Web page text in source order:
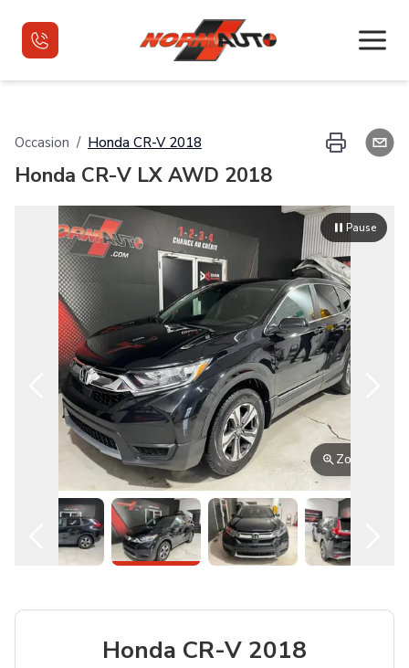
Véhicules d'occasion
Véhicules d'occasion VR
Financement
Nous joindre
English
Occasion / Honda CR-V 2018
Honda CR-V LX AWD 2018
Pause
Zoom
Honda CR-V 2018